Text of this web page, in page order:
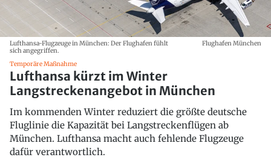
Lufthansa-Flugzeuge in München: Der Flughafen fühlt
sich angegriffen.
Flughafen München
Temporäre Maßnahme
Lufthansa kürzt im Winter
Langstreckenangebot in München
Im kommenden Winter reduziert die größte deutsche
Fluglinie die Kapazität bei Langstreckenflügen ab
München. Lufthansa macht auch fehlende Flugzeuge
dafür verantwortlich.